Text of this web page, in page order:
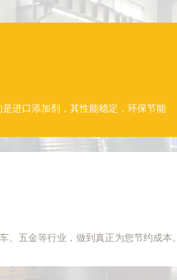
进口添加剂，其性能稳定，环保节能
、五金等行业，做到真正为您节约成本。